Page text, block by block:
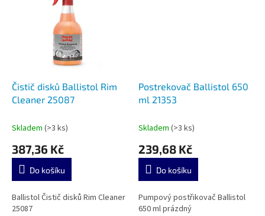
Čistič disků Ballistol Rim
Cleaner 25087
Skladem (>3 ks)
387,36 Kč
Do košíku
Ballistol Čistič disků Rim Cleaner
25087
Postrekovač Ballistol 650
ml 21353
Skladem (>3 ks)
239,68 Kč
Do košíku
Pumpový postřikovač Ballistol
650 ml prázdný